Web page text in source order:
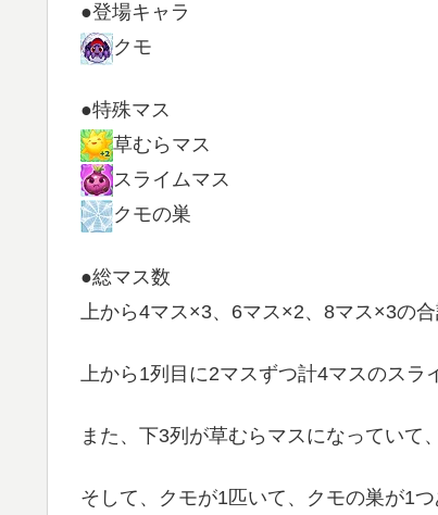
●登場キャラ
クモ
●特殊マス
草むらマス
スライムマス
クモの巣
●総マス数
上から4マス×3、6マス×2、8マス×3の
上から1列目に2マスずつ計4マスのスラ
また、下3列が草むらマスになっていて
そして、クモが1匹いて、クモの巣が1つ